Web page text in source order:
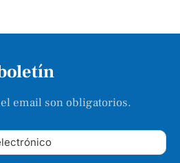
email son obligatorios.